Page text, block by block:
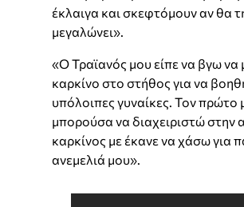
έκλαιγα και σκεφτόμουν αν θα
μεγαλώνει».
«Ο Τραϊανός μου είπε να βγω να
καρκίνο στο στήθος για να
υπόλοιπες γυναίκες. Τον πρώτο
μπορούσα να διαχειριστώ στην
καρκίνος με έκανε να χάσω για
ανεμελιά μου».